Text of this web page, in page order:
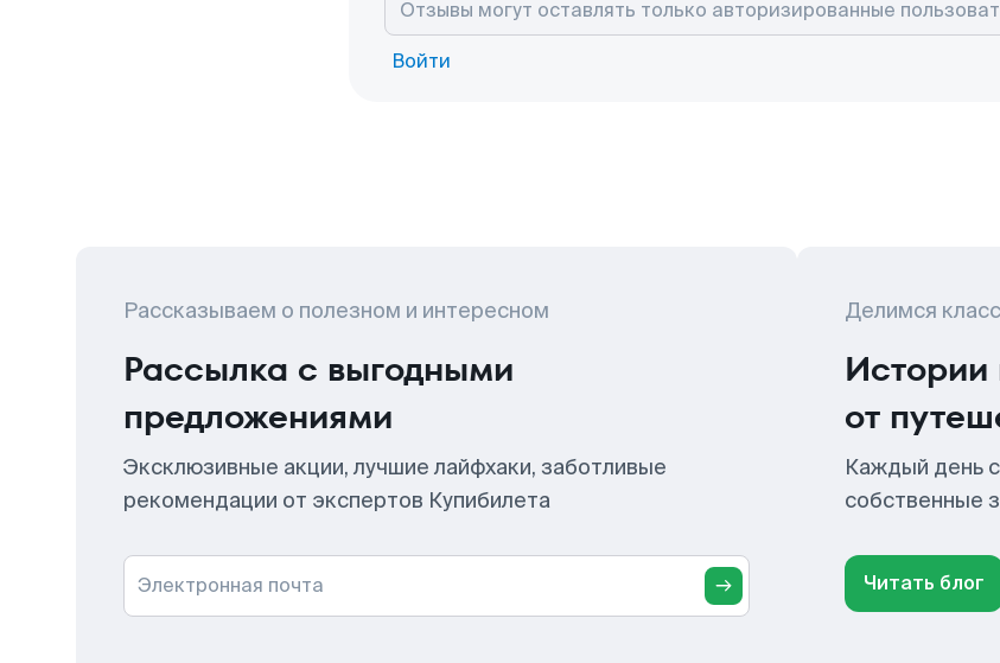
Войти
Рассказываем о полезном и интересном
Рассылка с выгодными
предложениями
Эксклюзивные акции, лучшие лайфхаки, заботливые
рекомендации от экспертов Купибилета
Электронная почта
Делимся
Истории
от
Каждый день
собственные
Читать блог